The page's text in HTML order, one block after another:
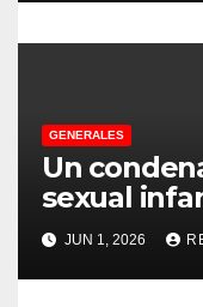
GENERALES
Un
sexual
Servicio
Rioja
JUN 1, 2026